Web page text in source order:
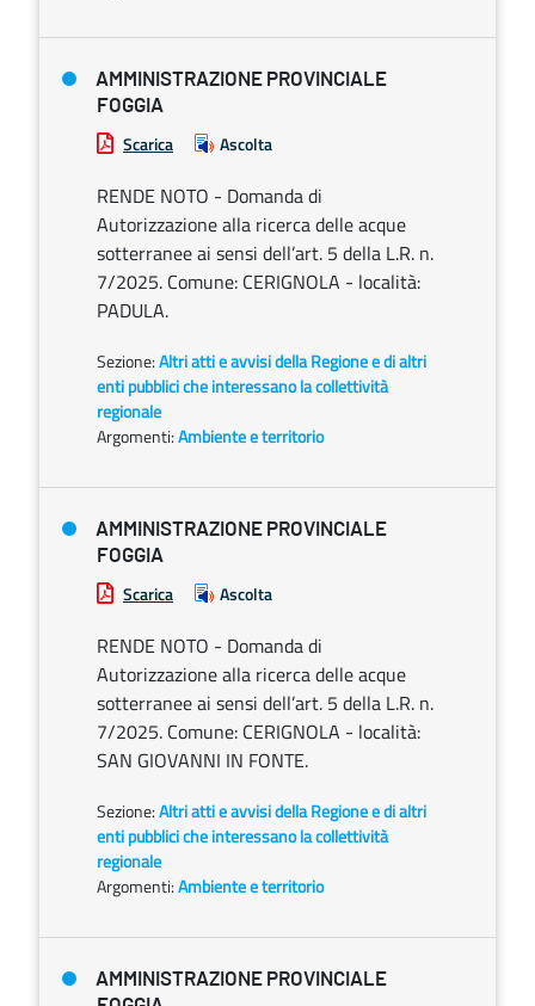
AMMINISTRAZIONE PROVINCIALE
FOGGIA
Scarica Ascolta
RENDE NOTO - Domanda di
Autorizzazione alla ricerca delle acque
sotterranee ai sensi dell’art. 5 della L.R. n.
7/2025. Comune: CERIGNOLA - località:
PADULA.
Sezione:Altri atti e avvisi della Regione e di altri
enti pubblici che interessano la collettività
regionale
Argomenti:Ambiente e territorio
AMMINISTRAZIONE PROVINCIALE
FOGGIA
Scarica Ascolta
RENDE NOTO - Domanda di
Autorizzazione alla ricerca delle acque
sotterranee ai sensi dell’art. 5 della L.R. n.
7/2025. Comune: CERIGNOLA - località:
SAN GIOVANNI IN FONTE.
Sezione:Altri atti e avvisi della Regione e di altri
enti pubblici che interessano la collettività
regionale
Argomenti:Ambiente e territorio
AMMINISTRAZIONE PROVINCIALE